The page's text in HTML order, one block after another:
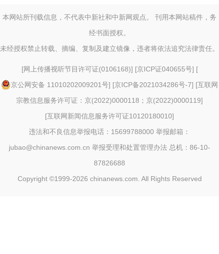
本网站所刊载信息，不代表中新社和中新网观点。 刊用本网站稿件，务
经书面授权。
未经授权禁止转载、摘编、复制及建立镜像，违者将依法追究法律责任。
[网上传播视听节目许可证(0106168)] [京ICP证040655号] [
京公网安备 11010202009201号] [京ICP备2021034286号-7] [互联网
宗教信息服务许可证：京(2022)0000118；京(2022)0000119]
[互联网新闻信息服务许可证10120180010]
违法和不良信息举报电话：15699788000 举报邮箱：
jubao@chinanews.com.cn 举报受理和处置管理办法 总机：86-10-
87826688
Copyright ©1999-2026 chinanews.com. All Rights Reserved